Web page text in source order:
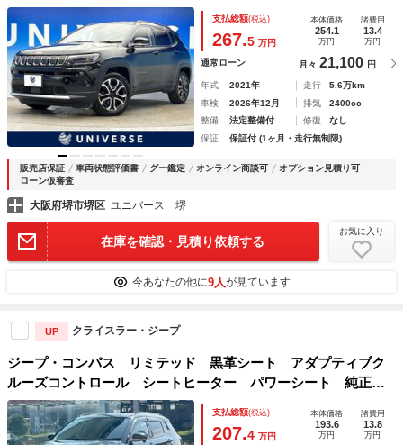
ヒーター ＡＬＰＩＮＥサウンドシステム ＬＥＤヘッド 純
正１８インチアルミ レーダークルーズ 革シート 全周囲カ
メラ
支払総額(税込)
267.5 万円
本体価格
254.1
万円
諸費用
13.4
万円
通常ローン 月々 21,100 円
年式 2021年 走行
5.6万km
車検
2026年12月 排気
2400cc
整備
法定整備付 修復
なし
保証
保証付 (1ヶ月・走行無制限)
販売店保証 車両状態評価書 グー鑑定 オンライン商談可
オプション見積り可
ローン仮審査
大阪府堺市堺区 ユニバース 堺
在庫を確認・見積り依頼する
お気に入り
今あなたの他に9人が見ています
UP クライスラー・ジープ
ジープ・コンパス リミテッド 黒革シート アダプティブク
ルーズコントロール シートヒーター パワーシート 純正ナ
ビゲーション バックカメラ コーナーセンサー Ｂｌｕｅｔ
ｏｏｔｈ ＨＩＤヘッドランプ ブラインドスポットアシス
支払総額(税込)
207.4 万円
本体価格
193.6
万円
諸費用
13.8
万円